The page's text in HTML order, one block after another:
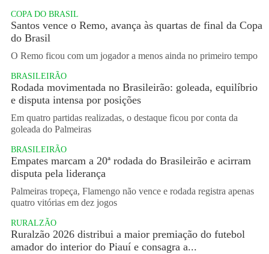
COPA DO BRASIL
Santos vence o Remo, avança às quartas de final da Copa
do Brasil
O Remo ficou com um jogador a menos ainda no primeiro tempo
BRASILEIRÃO
Rodada movimentada no Brasileirão: goleada, equilíbrio
e disputa intensa por posições
Em quatro partidas realizadas, o destaque ficou por conta da
goleada do Palmeiras
BRASILEIRÃO
Empates marcam a 20ª rodada do Brasileirão e acirram
disputa pela liderança
Palmeiras tropeça, Flamengo não vence e rodada registra apenas
quatro vitórias em dez jogos
RURALZÃO
Ruralzão 2026 distribui a maior premiação do futebol
amador do interior do Piauí e consagra a...